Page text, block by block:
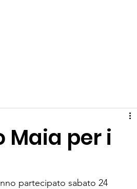
Maia per i
partecipato sabato 24